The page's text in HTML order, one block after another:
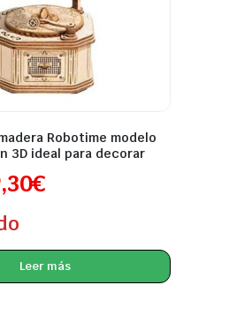
Robotime modelo
3D ideal para decorar
€
Leer más